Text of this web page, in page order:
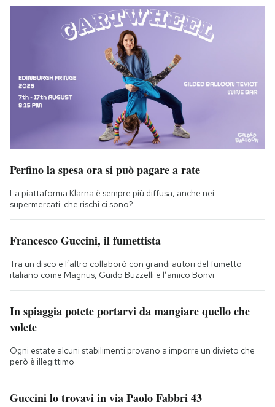
Perfino la spesa ora si può pagare a rate
La piattaforma Klarna è sempre più diffusa, anche nei
supermercati: che rischi ci sono?
Francesco Guccini, il fumettista
Tra un disco e l’altro collaborò con grandi autori del fumetto
italiano come Magnus, Guido Buzzelli e l’amico Bonvi
In spiaggia potete portarvi da mangiare quello che
volete
Ogni estate alcuni stabilimenti provano a imporre un divieto che
però è illegittimo
Guccini lo trovavi in via Paolo Fabbri 43